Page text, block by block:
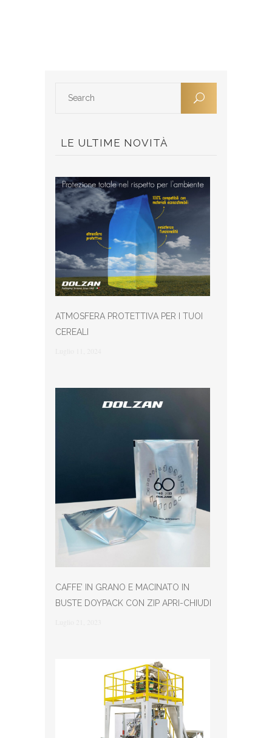
LE ULTIME NOVITÀ
ATMOSFERA PROTETTIVA PER I TUOI
CEREALI
CAFFE’ IN GRANO E MACINATO IN
BUSTE DOYPACK CON ZIP APRI-CHIUDI